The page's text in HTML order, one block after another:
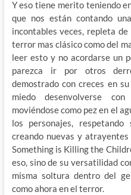
Y eso tiene merito teniendo
que nos están contando
incontables veces, repleta
terror mas clásico como del
leer esto y no acordarse un
parezca ir por otros
demostrado con creces en
miedo desenvolverse
moviéndose como pez en el
los personajes,
creando nuevas y
Something is Killing the
eso, sino de su versatilidad
misma soltura dentro del
como ahora en el terror.